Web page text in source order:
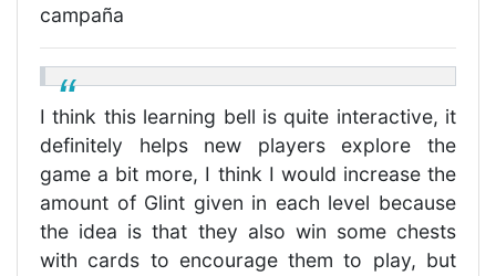
campaña
I think this learning bell is quite interactive, it
definitely helps new players explore the
game a bit more, I think I would increase the
amount of Glint given in each level because
the idea is that they also win some chests
with cards to encourage them to play, but